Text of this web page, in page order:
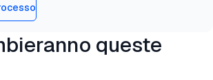
queste